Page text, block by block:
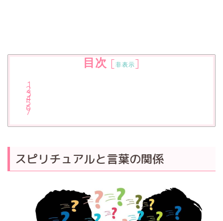
目次 [非表示]
スピリチュアルと言葉の関係